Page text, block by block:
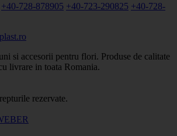
+40-728-878905 +40-723-290825 +40-728-
rezervate.